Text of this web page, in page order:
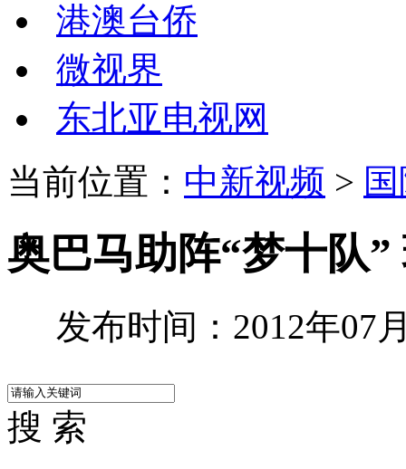
港澳台侨
微视界
东北亚电视网
当前位置： 中新视频 >
奥巴马助阵“梦十队
发布时间：2012年07
搜 索